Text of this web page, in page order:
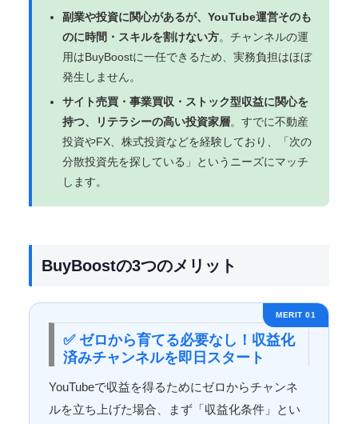
副業や投資に関心があるが、YouTube運営そのも
のに時間・スキルを割けない方。チャンネルの運
用はBuyBoostに一任できるため、実務負担はほぼ
発生しません。
サイト売買・事業買収・ストック型収益に関心を
持つ、リテラシーの高い投資家層。すでに不動産
投資やFX、株式投資などを経験しており、「次の
分散投資先を探している」というニーズにマッチ
します。
BuyBoostの3つのメリット
MERIT 01
✅ ゼロから育てる必要なし！収益化
済みチャンネルを即日スタート
YouTubeで収益を得るためにゼロからチャンネ
ルを立ち上げた場合、まず「収益化条件」とい